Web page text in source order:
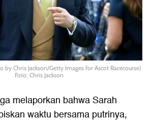
by Chris Jackson/Getty Images for Ascot Racecourse)
Foto: Chris Jackson
melaporkan bahwa Sarah
waktu bersama putrinya,